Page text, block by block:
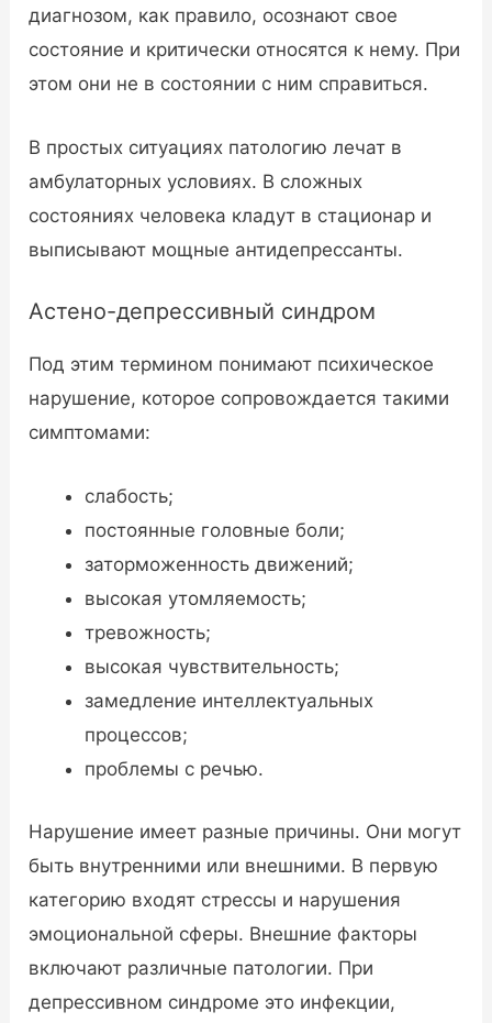
диагнозом, как правило, осознают свое
состояние и критически относятся к нему. При
этом они не в состоянии с ним справиться.
В простых ситуациях патологию лечат в
амбулаторных условиях. В сложных
состояниях человека кладут в стационар и
выписывают мощные антидепрессанты.
Астено-депрессивный синдром
Под этим термином понимают психическое
нарушение, которое сопровождается такими
симптомами:
слабость;
постоянные головные боли;
заторможенность движений;
высокая утомляемость;
тревожность;
высокая чувствительность;
замедление интеллектуальных
процессов;
проблемы с речью.
Нарушение имеет разные причины. Они могут
быть внутренними или внешними. В первую
категорию входят стрессы и нарушения
эмоциональной сферы. Внешние факторы
включают различные патологии. При
депрессивном синдроме это инфекции,